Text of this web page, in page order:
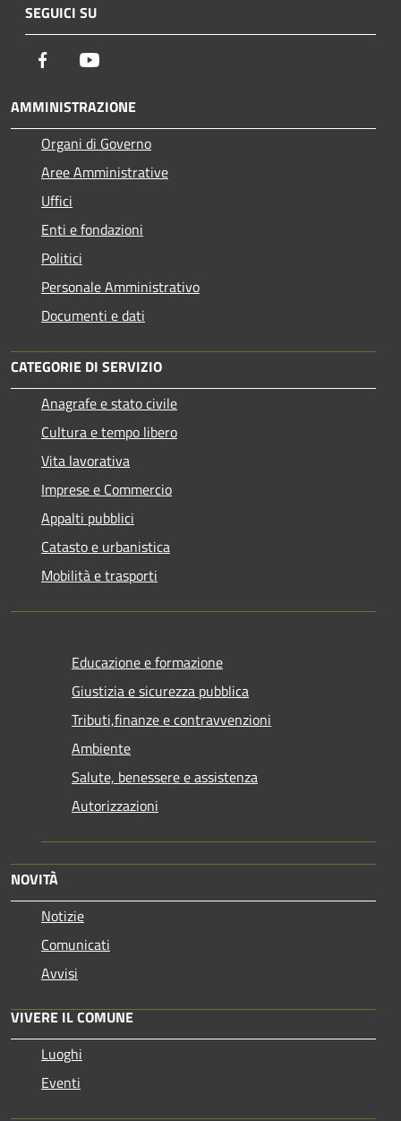
SEGUICI SU
Facebook
AMMINISTRAZIONE
Organi di Governo
Aree Amministrative
Uffici
Enti e fondazioni
Politici
Personale Amministrativo
Documenti e dati
CATEGORIE DI SERVIZIO
Anagrafe e stato civile
Cultura e tempo libero
Vita lavorativa
Imprese e Commercio
Appalti pubblici
Catasto e urbanistica
Mobilità e trasporti
Educazione e formazione
Giustizia e sicurezza pubblica
Tributi,finanze e contravvenzioni
Ambiente
Salute, benessere e assistenza
Autorizzazioni
NOVITÀ
Notizie
Comunicati
Avvisi
VIVERE IL COMUNE
Luoghi
Eventi